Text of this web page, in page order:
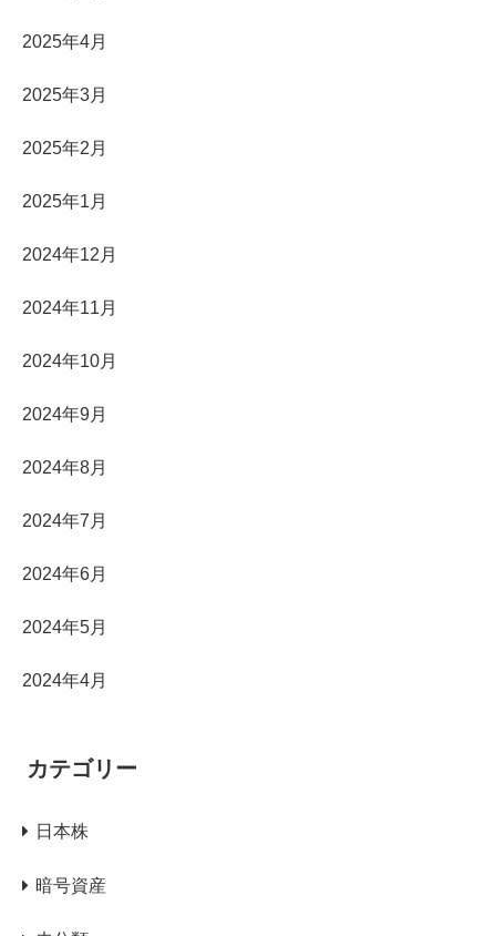
2025年4月
2025年3月
2025年2月
2025年1月
2024年12月
2024年11月
2024年10月
2024年9月
2024年8月
2024年7月
2024年6月
2024年5月
2024年4月
カテゴリー
日本株
暗号資産